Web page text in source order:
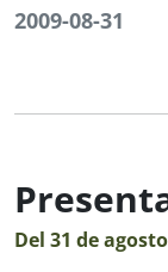
2009-08-31
Del 31 de